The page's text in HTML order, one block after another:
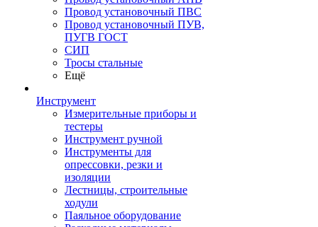
Провод установочный ПВС
Провод установочный ПУВ,
ПУГВ ГОСТ
СИП
Тросы стальные
Ещё
Инструмент
Измерительные приборы и
тестеры
Инструмент ручной
Инструменты для
опрессовки, резки и
изоляции
Лестницы, строительные
ходули
Паяльное оборудование